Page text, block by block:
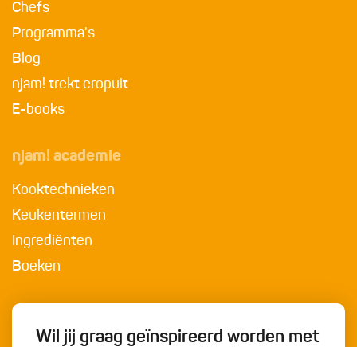
Chefs
Programma's
Blog
njam! trekt eropuit
E-books
njam! academie
Kooktechnieken
Keukentermen
Ingrediënten
Boeken
Wil jij graag geïnspireerd worden met